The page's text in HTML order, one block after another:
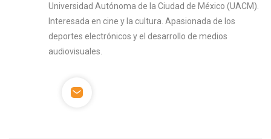
Universidad Autónoma de la Ciudad de México (UACM).
Interesada en cine y la cultura. Apasionada de los
deportes electrónicos y el desarrollo de medios
audiovisuales.